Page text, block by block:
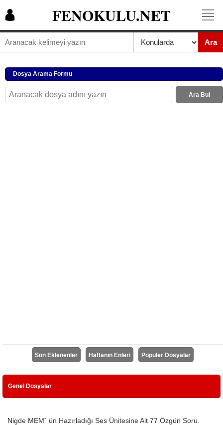
FENOKULU.NET
Ara
Dosya Arama Formu
Ara Bul
Son Eklenenler Haftanın Enleri Populer Dosyalar
Genel Dosyalar
Nigde MEM` ün Hazırladığı Ses Ünitesine Ait 77 Özgün Soru.